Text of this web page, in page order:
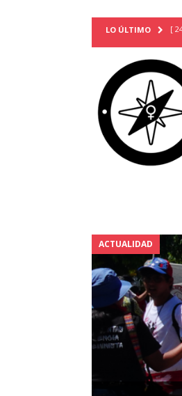
LO ÚLTIMO [
[
[
[
[
[
ACTUALIDAD